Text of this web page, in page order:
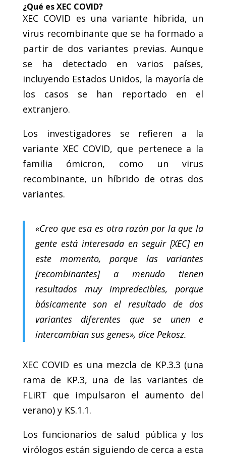
¿Qué es XEC COVID?
XEC COVID es una variante híbrida, un
virus recombinante que se ha formado a
partir de dos variantes previas. Aunque
se ha detectado en varios países,
incluyendo Estados Unidos, la mayoría de
los casos se han reportado en el
extranjero.
Los investigadores se refieren a la
variante XEC COVID, que pertenece a la
familia ómicron, como un virus
recombinante, un híbrido de otras dos
variantes.
«Creo que esa es otra razón por la que la
gente está interesada en seguir [XEC] en
este momento, porque las variantes
[recombinantes] a menudo tienen
resultados muy impredecibles, porque
básicamente son el resultado de dos
variantes diferentes que se unen e
intercambian sus genes», dice Pekosz.
XEC COVID es una mezcla de KP.3.3 (una
rama de KP.3, una de las variantes de
FLiRT que impulsaron el aumento del
verano) y KS.1.1.
Los funcionarios de salud pública y los
virólogos están siguiendo de cerca a esta